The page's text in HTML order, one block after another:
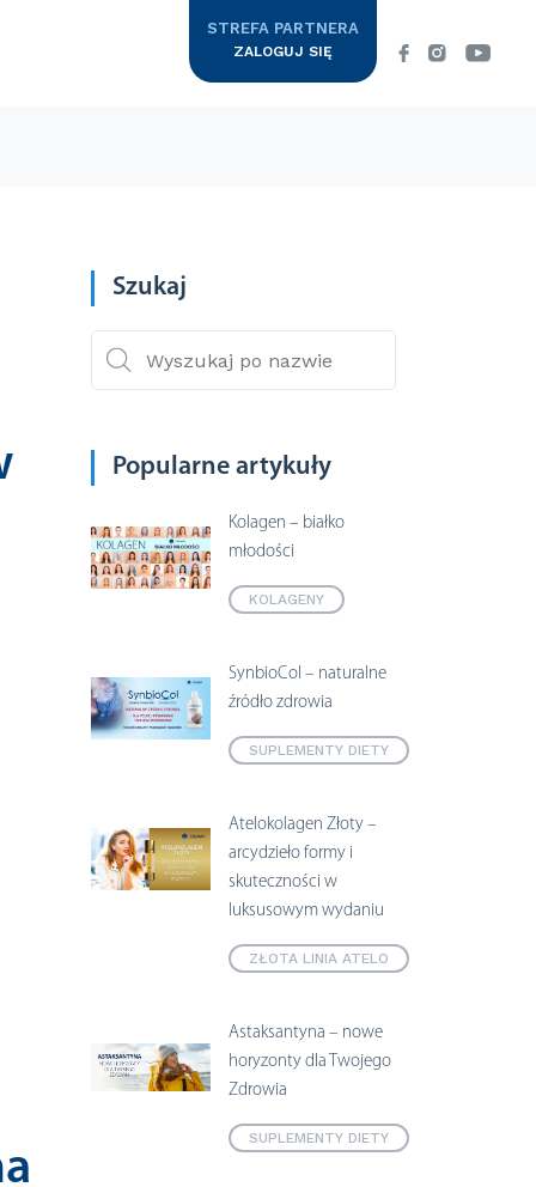
STREFA PARTNERA
ZALOGUJ SIĘ
Colway
COLWAYowe SPA
Zapraszamy Cię w podróż do krainy
DOWIEDZ SIĘ WIĘCEJ
Szukaj
Popularne artykuły
Kolagen – białko
młodości
KOLAGENY
SynbioCol – naturalne
źródło zdrowia
SUPLEMENTY DIETY
Atelokolagen Złoty –
arcydzieło formy i
skuteczności w
luksusowym wydaniu
ZŁOTA LINIA ATELO
Astaksantyna – nowe
horyzonty dla Twojego
Zdrowia
SUPLEMENTY DIETY